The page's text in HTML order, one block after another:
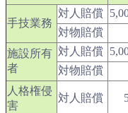
手技業務
対人賠償
対物賠償
施設所有
者
対人賠償
対物賠償
人格権侵
害
対人賠償